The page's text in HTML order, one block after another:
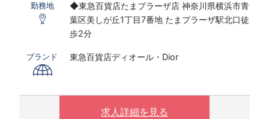
※研修期間あり
※時給は能力経験により変動する可能性がござ
います
〇下記の場合は、割増した時給をお支払いしま
※ 実働8時間以上は1.25倍
※ 夜10時以降は1.25倍
勤務地
◆東急百貨店たまプラーザ店 神奈川県横浜市青
葉区美しが丘1丁目7番地 たまプラーザ駅北口徒
歩2分
ブランド 東急百貨店ディオール・Dior
求人詳細を見る